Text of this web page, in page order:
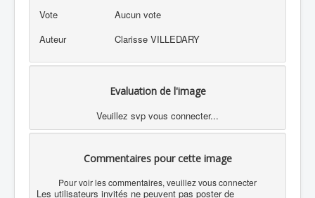
Vote
Aucun vote
Auteur
Clarisse VILLEDARY
Evaluation de l'image
Veuillez svp vous connecter...
Commentaires pour cette image
Pour voir les commentaires, veuillez vous connecter
Les utilisateurs invités ne peuvent pas poster de